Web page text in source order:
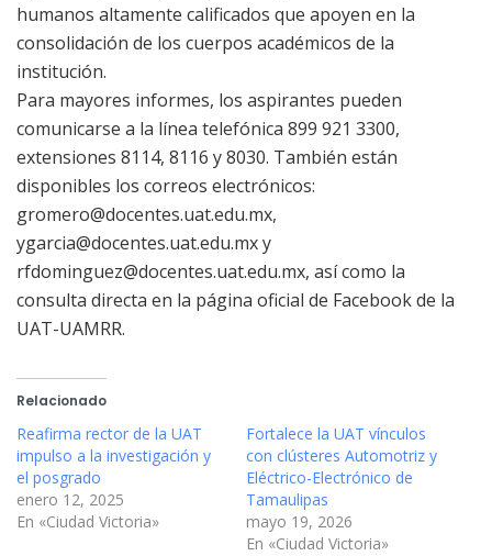
humanos altamente calificados que apoyen en la
consolidación de los cuerpos académicos de la
institución.
Para mayores informes, los aspirantes pueden
comunicarse a la línea telefónica 899 921 3300,
extensiones 8114, 8116 y 8030. También están
disponibles los correos electrónicos:
gromero@docentes.uat.edu.mx,
ygarcia@docentes.uat.edu.mxy
rfdominguez@docentes.uat.edu.mx, así como la
consulta directa en la página oficial de Facebook de la
UAT-UAMRR.
Relacionado
Reafirma rector de la UAT
impulso a la investigación y
el posgrado
enero 12, 2025
En «Ciudad Victoria»
Fortalece la UAT vínculos
con clústeres Automotriz y
Eléctrico-Electrónico de
Tamaulipas
mayo 19, 2026
En «Ciudad Victoria»